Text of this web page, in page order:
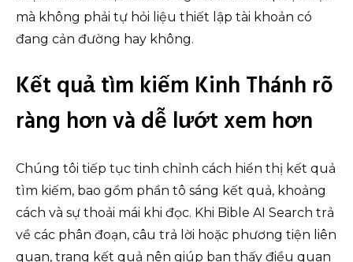
mà không phải tự hỏi liệu thiết lập tài khoản có
đang cản đường hay không.
Kết quả tìm kiếm Kinh Thánh rõ
ràng hơn và dễ lướt xem hơn
Chúng tôi tiếp tục tinh chỉnh cách hiển thị kết quả
tìm kiếm, bao gồm phần tô sáng kết quả, khoảng
cách và sự thoải mái khi đọc. Khi Bible AI Search trả
về các phân đoạn, câu trả lời hoặc phương tiện liên
quan, trang kết quả nên giúp bạn thấy điều quan